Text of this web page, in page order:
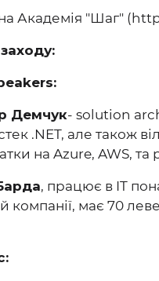
Академія "Шаг"
Демчук- solution
.NET, але також
на Azure, AWS,
, працює в IT
компанії, має 70